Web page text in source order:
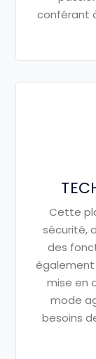
conférant
Cette
sécurité,
des
également
mise en
mode
besoins